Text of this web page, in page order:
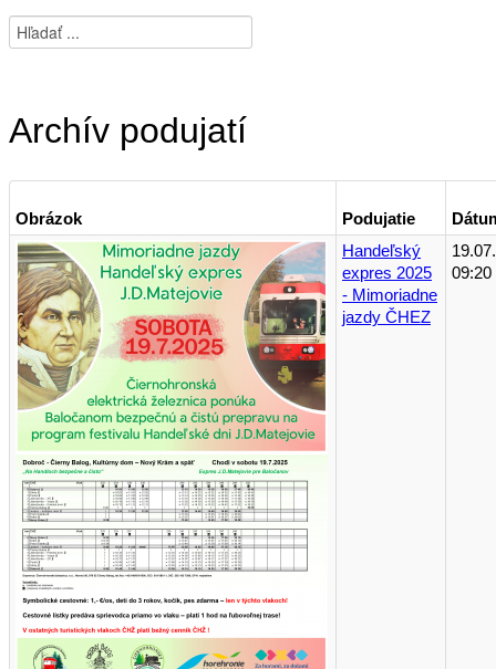
Archív podujatí
Obrázok Podujatie
Handeľský
expres 2025
- Mimoriadne
jazdy ČHEZ
09:20